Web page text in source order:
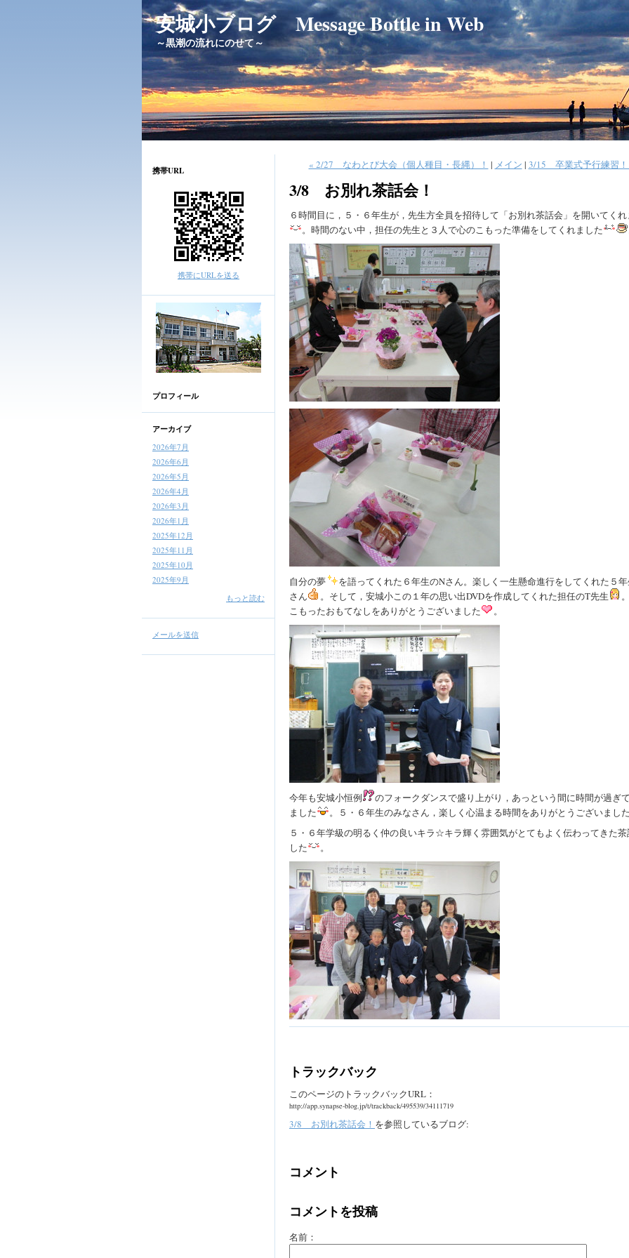
安城小ブログ Message Bottle in Web
～黒潮の流れにのせて～
携帯URL
携帯にURLを送る
プロフィール
アーカイブ
2026年7月
2026年6月
2026年5月
2026年4月
2026年3月
2026年1月
2025年12月
2025年11月
2025年10月
2025年9月
もっと読む
メールを送信
« 2/27 なわとび大会（個人種目・長縄）！ | メイン | 3/15 卒業式予行練習！
3/8 お別れ茶話会！
６時間目に，５・６年生が，先生方全員を招待して「お別れ茶話会」を開いてくれ
。時間のない中，担任の先生と３人で心のこもった準備をしてくれました
自分の夢
を語ってくれた６年生のNさん。楽しく一生懸命進行をしてくれた５
さん
。そして，安城小この１年の思い出DVDを作成してくれた担任のT先生
こもったおもてなしをありがとうございました
。
今年も安城小恒例
のフォークダンスで盛り上がり，あっという間に時間が過ぎ
ました
。５・６年生のみなさん，楽しく心温まる時間をありがとうございました
５・６年学級の明るく仲の良いキラ☆キラ輝く雰囲気がとてもよく伝わってきた
した
。
トラックバック
このページのトラックバックURL：
http://app.synapse-blog.jp/t/trackback/495539/34111719
3/8 お別れ茶話会！ を参照しているブログ:
コメント
コメントを投稿
名前：